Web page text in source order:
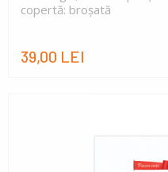
copertă: broșată
39,00 LEI